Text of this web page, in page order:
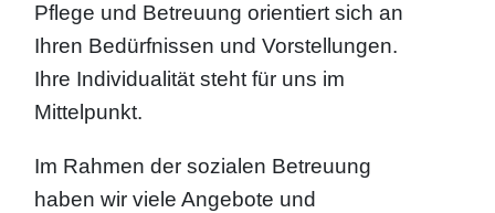
Pflege und Betreuung orientiert sich an
Ihren Bedürfnissen und Vorstellungen.
Ihre Individualität steht für uns im
Mittelpunkt.
Im Rahmen der sozialen Betreuung
haben wir viele Angebote und